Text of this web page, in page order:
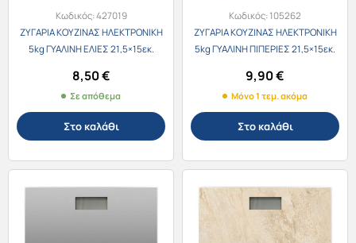
Κωδικός:427019
ΖΥΓΑΡΙΑ ΚΟΥΖΙΝΑΣ ΗΛΕΚΤΡΟΝΙΚΗ
5kg ΓΥΑΛΙΝΗ ΕΛΙΕΣ 21,5×15εκ.
8,50€
Σε απόθεμα
Στο καλάθι
Κωδικός:105262
ΖΥΓΑΡΙΑ ΚΟΥΖΙΝΑΣ ΗΛΕΚΤΡΟΝΙΚΗ
5kg ΓΥΑΛΙΝΗ ΠΙΠΕΡΙΕΣ 21,5×15εκ.
9,90€
Μόνο 1 τεμ. ακόμα
Στο καλάθι